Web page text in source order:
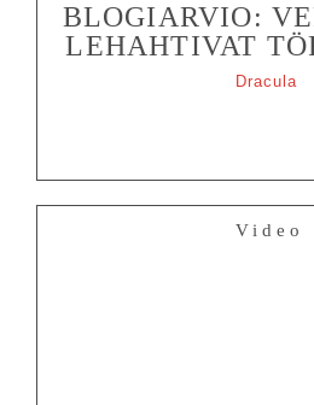
BLOGIARVIO:
LEHAHTIVAT
Dracula
Video